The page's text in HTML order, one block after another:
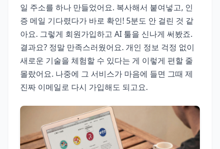
일 주소를 하나 만들었어요. 복사해서 붙여넣고, 인
증 메일 기다렸다가 바로 확인! 5분도 안 걸린 것 같
아요. 그렇게 회원가입하고 AI 툴을 신나게 써봤죠.
결과요? 정말 만족스러웠어요. 개인 정보 걱정 없이
새로운 기술을 체험할 수 있다는 게 이렇게 편할 줄
몰랐어요. 나중에 그 서비스가 마음에 들면 그때 제
진짜 이메일로 다시 가입해도 되고요.